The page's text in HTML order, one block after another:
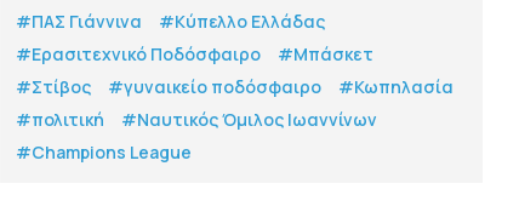
#ΠΑΣ Γιάννινα
#Κύπελλο Ελλάδας
#Eρασιτεχνικό Ποδόσφαιρο
#Μπάσκετ
#Στίβος
#γυναικείο ποδόσφαιρο
#Κωπηλασία
#πολιτική
#Ναυτικός Όμιλος Ιωαννίνων
#Champions League